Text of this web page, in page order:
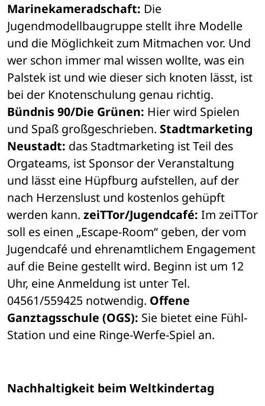
Marinekameradschaft: Die
Jugendmodellbaugruppe stellt ihre Modelle
und die Möglichkeit zum Mitmachen vor. Und
wer schon immer mal wissen wollte, was ein
Palstek ist und wie dieser sich knoten lässt, ist
Bündnis 90/Die Grünen: Hier wird Spielen
und Spaß großgeschrieben. Stadtmarketing
Neustadt: das Stadtmarketing ist Teil des
Orgateams, ist Sponsor der Veranstaltung
und lässt eine Hüpfburg aufstellen, auf der
nach Herzenslust und kostenlos gehüpft
werden kann. zeiTTor/Jugendcafé: Im zeiTTor
soll es einen „Escape-Room“ geben, der vom
Jugendcafé und ehrenamtlichem Engagement
auf die Beine gestellt wird. Beginn ist um 12
Uhr, eine Anmeldung ist unter Tel.
04561/559425 notwendig. Offene
Ganztagsschule (OGS): Sie bietet eine Fühl-
Station und eine Ringe-Werfe-Spiel an.
Nachhaltigkeit beim Weltkindertag